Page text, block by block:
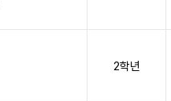
2학년